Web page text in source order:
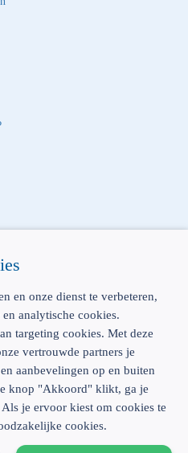
voor je verzekeringen en
product voor jou en betaal
300.014480
Dienstverlening & disclaimer| Privacy|
en onze dienst te verbeteren,
analytische cookies.
targeting cookies. Met deze
vertrouwde partners je
aanbevelingen op en buiten
knop "Akkoord" klikt, ga je
Als je ervoor kiest om cookies te
cookies.